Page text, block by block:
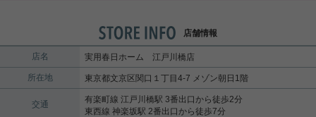
店舗情報
店名 実用春日ホーム 江戸川橋店
所在地 東京都文京区関口１丁目4-7 メゾン朝日1階
交通
有楽町線 江戸川橋駅 3番出口から徒歩2分
東西線 神楽坂駅 2番出口から徒歩7分